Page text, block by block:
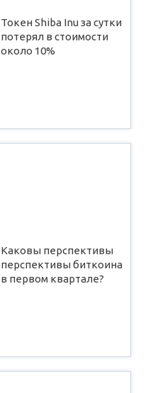
Токен Shiba Inu за сутки
потерял в стоимости
около 10%
Каковы перспективы
перспективы биткоина
в первом квартале?